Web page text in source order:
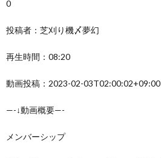
0
投稿者：芝刈り機〆夢幻
再生時間：08:20
動画投稿：2023-02-03T02:00:02+09:00
—-↓動画概要—-
メンバーシップ